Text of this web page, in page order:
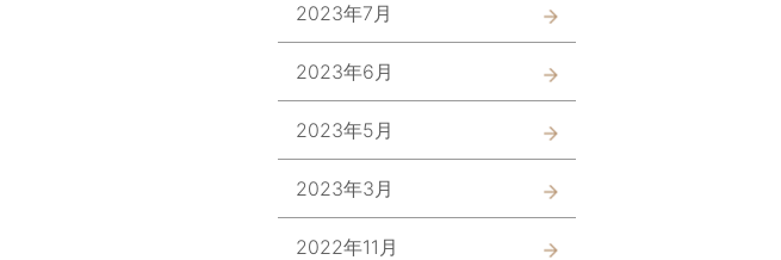
2023年7月
2023年6月
2023年5月
2023年3月
2022年11月